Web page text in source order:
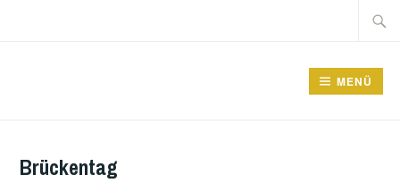
Suche
MENÜ
Brückentag